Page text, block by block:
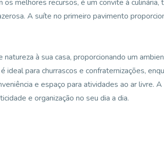
melhores recursos, é um convite à culinária,
A suíte no primeiro pavimento
à sua casa, proporcionando um
ideal para churrascos e confraternizações,
e espaço para atividades ao ar livre.
e organização no seu dia a dia.